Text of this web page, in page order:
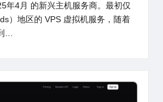
年4月 的新兴主机服务商。最初仅
）地区的 VPS 虚拟机服务，随着
…